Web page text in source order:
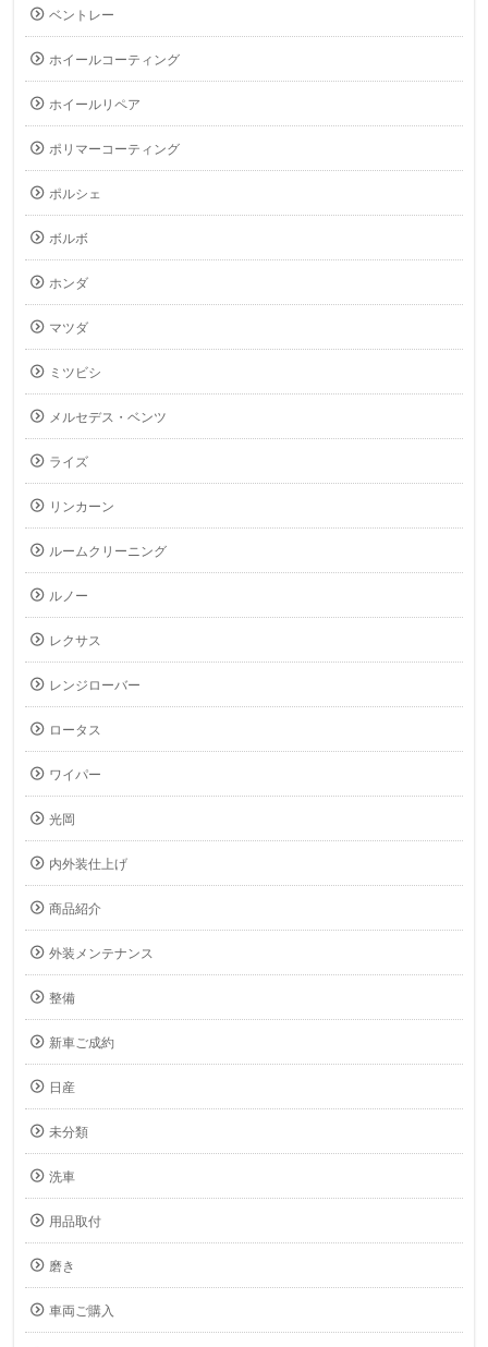
ベントレー
ホイールコーティング
ホイールリペア
ポリマーコーティング
ポルシェ
ボルボ
ホンダ
マツダ
ミツビシ
メルセデス・ベンツ
ライズ
リンカーン
ルームクリーニング
ルノー
レクサス
レンジローバー
ロータス
ワイパー
光岡
内外装仕上げ
商品紹介
外装メンテナンス
整備
新車ご成約
日産
未分類
洗車
用品取付
磨き
車両ご購入